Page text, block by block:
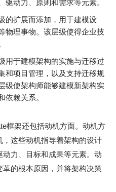
动力、原则和需求等元素。
的扩展而添加，用于建模设
物理事物。该层级使得企业技
用于建模架构的实施与迁移过
和项目管理，以及支持迁移规
级使架构师能够建模新架构实
依赖关系。
框架还包括动机方面。动机方
这些动机指导着架构的设计
力、目标和成果等元素。动
的根本原因，并将架构决策